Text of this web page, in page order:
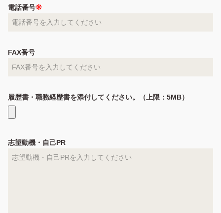
電話番号
FAX番号
履歴書・職務経歴書を添付してください。（上限：5MB）
志望動機・自己PR